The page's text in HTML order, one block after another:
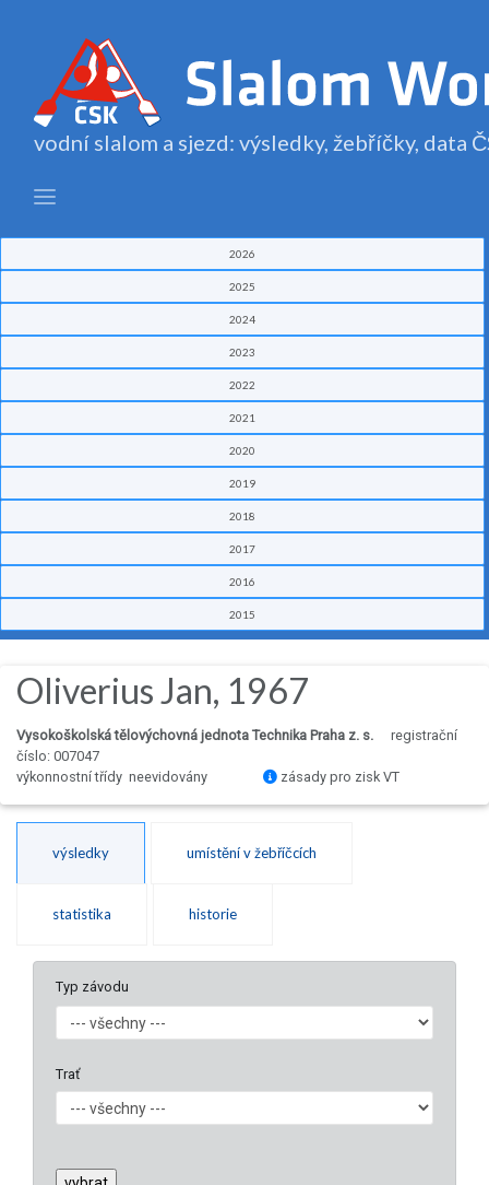
vodní slalom a sjezd: výsledky, žebříčky, data
2026
2025
2024
2023
2022
2021
2020
2019
2018
2017
2016
2015
Oliverius Jan, 1967
Vysokoškolská tělovýchovná jednota Technika Praha z. s.
registrační
číslo: 007047
výkonnostní třídy neevidovány
zásady pro zisk VT
výsledky umístění v žebříčcích
statistika historie
Typ závodu
Trať